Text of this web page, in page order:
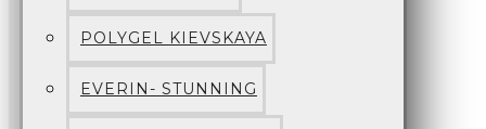
POLYGEL KIEVSKAYA
EVERIN- STUNNING